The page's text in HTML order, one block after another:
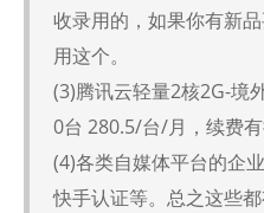
收录用的，如果你有新
用这个。
(3)腾讯云轻量2核2G-境
0台 280.5/台/月，续费
(4)各类自媒体平台的企
快手认证等。总之这些都